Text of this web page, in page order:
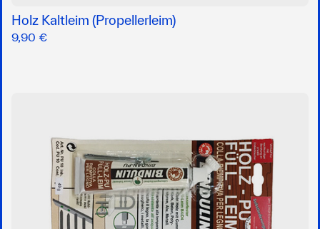
Holz Kaltleim (Propellerleim)
9,90 €